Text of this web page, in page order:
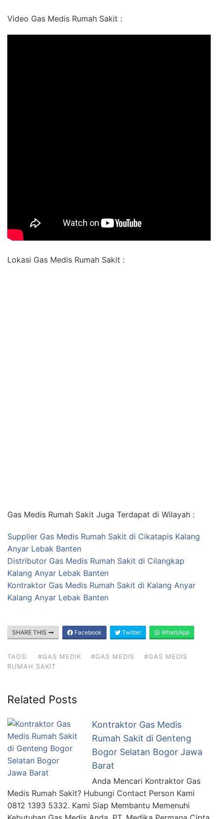
Video Gas Medis Rumah Sakit :
Lokasi Gas Medis Rumah Sakit :
Gas Medis Rumah Sakit Juga Terdapat di Wilayah :
Supplier Gas Medis Rumah Sakit di Cikatapis Kalang
Anyar Lebak Banten
Distributor Gas Medis Rumah Sakit di Cilangkap
Kalang Anyar Lebak Banten
Kontraktor Gas Medis Rumah Sakit di Kalang Anyar
Kalang Anyar Lebak Banten
SHARE THIS Facebook Twitter WhatsApp
TAGS: #GAS MEDIK #GAS MEDIS
#GAS MEDIS
RUMAH SAKIT
Related Posts
Kontraktor Gas Medis
Rumah Sakit di Genteng
Bogor Selatan Bogor Jawa
Barat
Anda Mencari Kontraktor Gas
Medis Rumah Sakit? Hubungi Contact Person Kami
0812 1393 5332. Kami Siap Membantu Memenuhi